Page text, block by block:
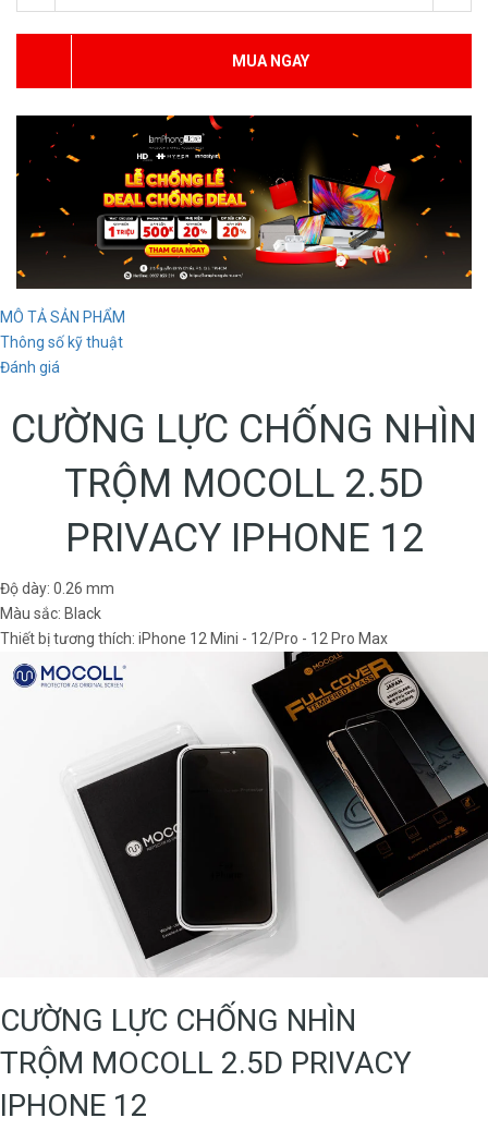
MUA NGAY
MÔ TẢ SẢN PHẨM
Thông số kỹ thuật
Đánh giá
CƯỜNG LỰC CHỐNG NHÌN
TRỘM MOCOLL 2.5D
PRIVACY IPHONE 12
Độ dày: 0.26 mm
Màu sắc: Black
Thiết bị tương thích: iPhone 12 Mini - 12/Pro - 12 Pro Max
CƯỜNG LỰC CHỐNG NHÌN
TRỘM MOCOLL 2.5D PRIVACY
IPHONE 12